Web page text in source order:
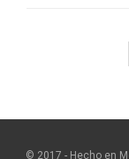
© 2017 - Hecho en